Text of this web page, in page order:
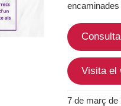
Visita el
7 de març de